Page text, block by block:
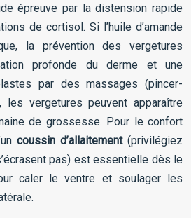
épreuve par la distension rapide
de cortisol. Si l’huile d’amande
la prévention des vergetures
profonde du derme et une
par des massages (pincer-
les vergetures peuvent apparaître
de grossesse. Pour le confort
coussin d’allaitement(privilégiez
pas) est essentielle dès le
caler le ventre et soulager les